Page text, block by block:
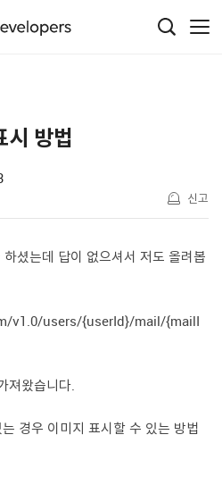
시 방법
신고
셨는데 답이 없으셔서 저도 올려봅
v1.0/users/{userId}/mail/{mailI
져왔습니다.
경우 이미지 표시할 수 있는 방법